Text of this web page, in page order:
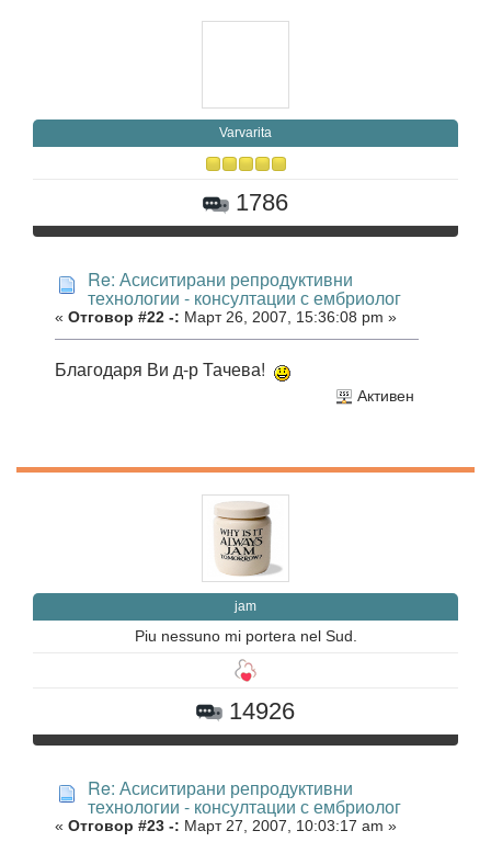
Varvarita
1786
Re: Асиситирани репродуктивни
технологии - консултации с ембриолог
« Отговор #22 -: Март 26, 2007, 15:36:08 pm »
Благодаря Ви д-р Тачева!
Активен
jam
Piu nessuno mi portera nel Sud.
14926
Re: Асиситирани репродуктивни
технологии - консултации с ембриолог
« Отговор #23 -: Март 27, 2007, 10:03:17 am »